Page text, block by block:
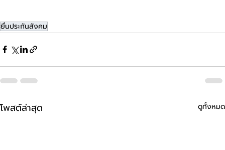
ยื่นประกันสังคม
โพสต์ล่าสุด ดูทั้งหมด